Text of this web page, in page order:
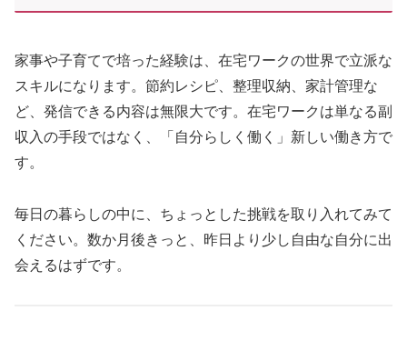
家事や子育てで培った経験は、在宅ワークの世界で立派な
スキルになります。節約レシピ、整理収納、家計管理な
ど、発信できる内容は無限大です。在宅ワークは単なる副
収入の手段ではなく、「自分らしく働く」新しい働き方で
す。
毎日の暮らしの中に、ちょっとした挑戦を取り入れてみて
ください。数か月後きっと、昨日より少し自由な自分に出
会えるはずです。